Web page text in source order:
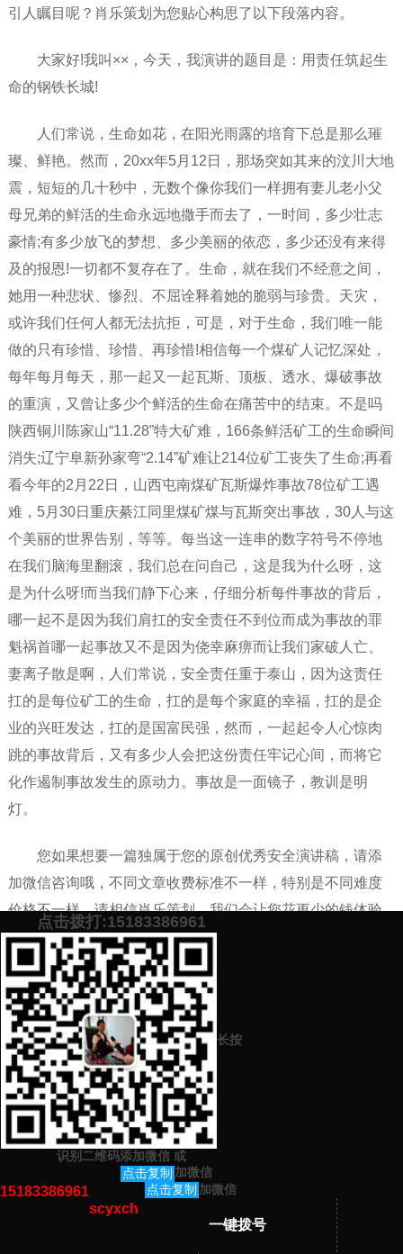
引人瞩目呢？肖乐策划为您贴心构思了以下段落内容。
大家好!我叫××，今天，我演讲的题目是：用责任筑起生
命的钢铁长城!
人们常说，生命如花，在阳光雨露的培育下总是那么璀
璨、鲜艳。然而，20xx年5月12日，那场突如其来的汶川大地
震，短短的几十秒中，无数个像你我们一样拥有妻儿老小父
母兄弟的鲜活的生命永远地撒手而去了，一时间，多少壮志
豪情;有多少放飞的梦想、多少美丽的依恋，多少还没有来得
及的报恩!一切都不复存在了。生命，就在我们不经意之间，
她用一种悲状、惨烈、不屈诠释着她的脆弱与珍贵。天灾，
或许我们任何人都无法抗拒，可是，对于生命，我们唯一能
做的只有珍惜、珍惜、再珍惜!相信每一个煤矿人记忆深处，
每年每月每天，那一起又一起瓦斯、顶板、透水、爆破事故
的重演，又曾让多少个鲜活的生命在痛苦中的结束。不是吗
陕西铜川陈家山“11.28”特大矿难，166条鲜活矿工的生命瞬间
消失;辽宁阜新孙家弯“2.14”矿难让214位矿工丧失了生命;再看
看今年的2月22日，山西屯南煤矿瓦斯爆炸事故78位矿工遇
难，5月30日重庆綦江同里煤矿煤与瓦斯突出事故，30人与这
个美丽的世界告别，等等。每当这一连串的数字符号不停地
在我们脑海里翻滚，我们总在问自己，这是我为什么呀，这
是为什么呀!而当我们静下心来，仔细分析每件事故的背后，
哪一起不是因为我们肩扛的安全责任不到位而成为事故的罪
魁祸首哪一起事故又不是因为侥幸麻痹而让我们家破人亡、
妻离子散是啊，人们常说，安全责任重于泰山，因为这责任
扛的是每位矿工的生命，扛的是每个家庭的幸福，扛的是企
业的兴旺发达，扛的是国富民强，然而，一起起令人心惊肉
跳的事故背后，又有多少人会把这份责任牢记心间，而将它
化作遏制事故发生的原动力。事故是一面镜子，教训是明
灯。
您如果想要一篇独属于您的原创优秀安全演讲稿，请添
加微信咨询哦，不同文章收费标准不一样，特别是不同难度
价格不一样，请相信肖乐策划，我们会让您花更少的钱体验
优质的代写原创文章服务。
预约营销老师 添加微信号：scyxch
案！
上一篇：代写会议发言稿1000字好的原创网站是哪个
下一篇：代写公司宣传文案写的好的原创网站，要真实可靠的
猜你感兴趣的内容
暂无相关文章！
点击拨打:15183386961
长按
识别二维码添加微信 或
点击复制
15183386961
加微信
点击复制
scyxch
加微信
一键拨号